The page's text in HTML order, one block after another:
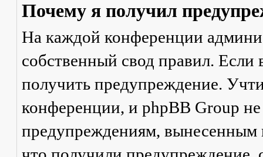
Почему я получил
На каждой конференции
собственный свод правил.
получить предупреждение.
конференции, и phpBB Group
предупреждениям, вынесенным